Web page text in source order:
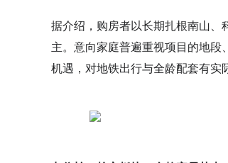
据介绍，购房者以长期扎根南山、
主。意向家庭普遍重视项目的地段
机遇，对地铁出行与全龄配套有实